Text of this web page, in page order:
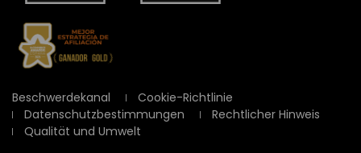
Beschwerdekanal
Cookie-Richtlinie
Datenschutzbestimmungen
Rechtlicher Hinweis
Qualität und Umwelt